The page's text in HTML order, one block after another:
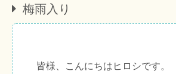
梅雨入り
皆様、こんにちはヒロシです。